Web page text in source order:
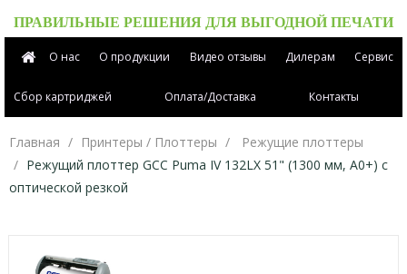
ПРАВИЛЬНЫЕ РЕШЕНИЯ ДЛЯ ВЫГОДНОЙ ПЕЧАТИ
О нас О продукции Видео отзывы Дилерам Сервис
Сбор картриджей Оплата/Доставка Контакты
Главная Принтеры / Плоттеры
Режущие плоттеры
Режущий плоттер GCC Puma IV 132LX 51" (1300 мм, A0+) с
оптической резкой